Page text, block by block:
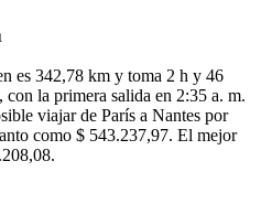
es 342,78 km y toma 2 h y 46
la primera salida en 2:35 a. m.
viajar de París a Nantes por
como $ 543.237,97. El mejor